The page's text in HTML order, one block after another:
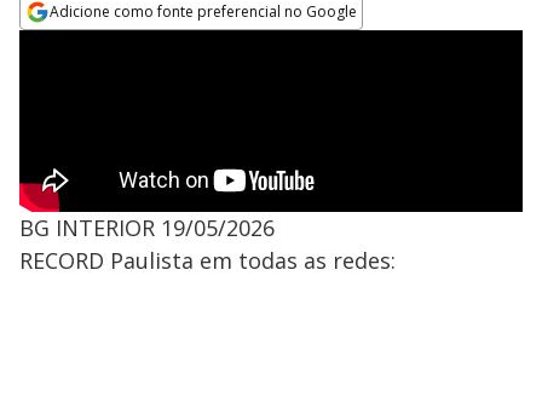
Adicione como fonte preferencial no Google
BG INTERIOR 19/05/2026
RECORD Paulista em todas as redes: